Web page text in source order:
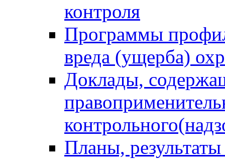
контроля
Программы
вреда (ущерба)
Доклады,
Планы,